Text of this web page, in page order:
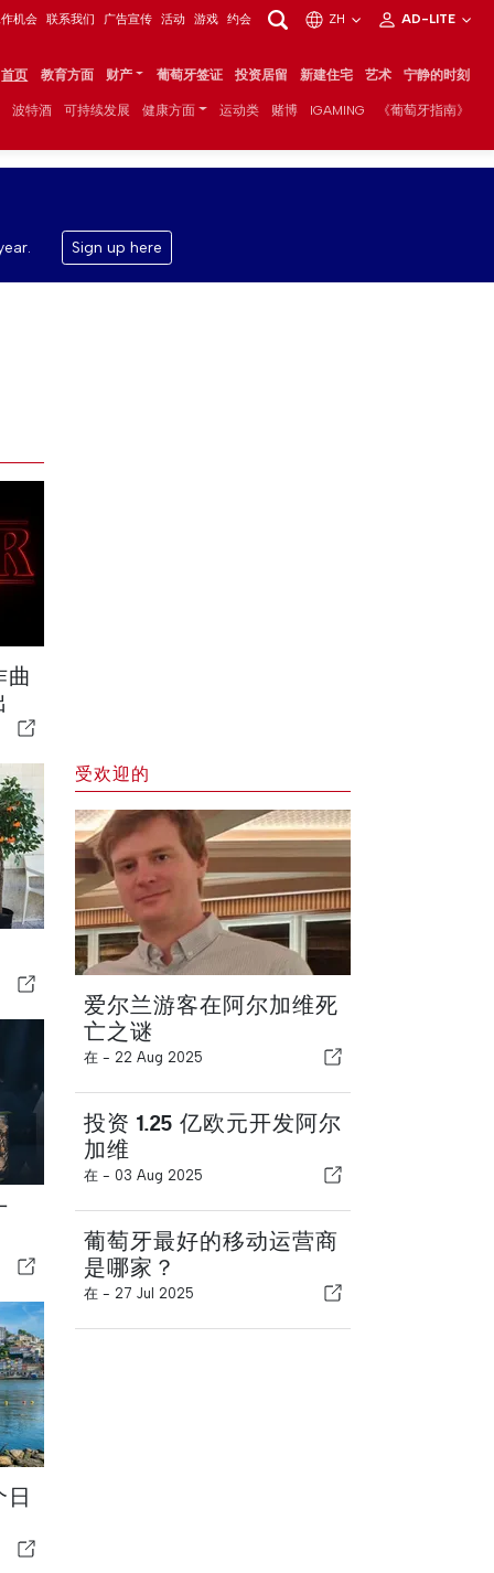
机会 联系我们 广告宣传 活动 游戏 约会 ZH AD-LITE
首页 教育方面 财产 葡萄牙签证 投资居留 新建住宅 艺术 宁静的时刻
波特酒 可持续发展 健康方面 运动类 赌博 IGAMING 《葡萄牙指南》
Sign up here
受欢迎的
爱尔兰游客在阿尔加维死
亡之谜
在 - 22 Aug 2025
投资 1.25 亿欧元开发阿尔
加维
在 - 03 Aug 2025
葡萄牙最好的移动运营商
是哪家？
在 - 27 Jul 2025
曲